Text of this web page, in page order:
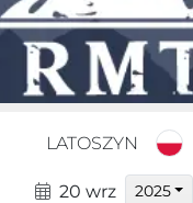
LATOSZYN
20 wrz 2025